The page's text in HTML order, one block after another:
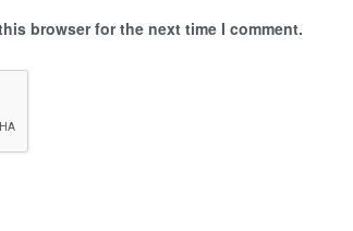
browser for the next time I comment.